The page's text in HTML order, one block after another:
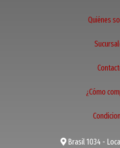
Quiénes
¿Cómo
Brasil 1034 -